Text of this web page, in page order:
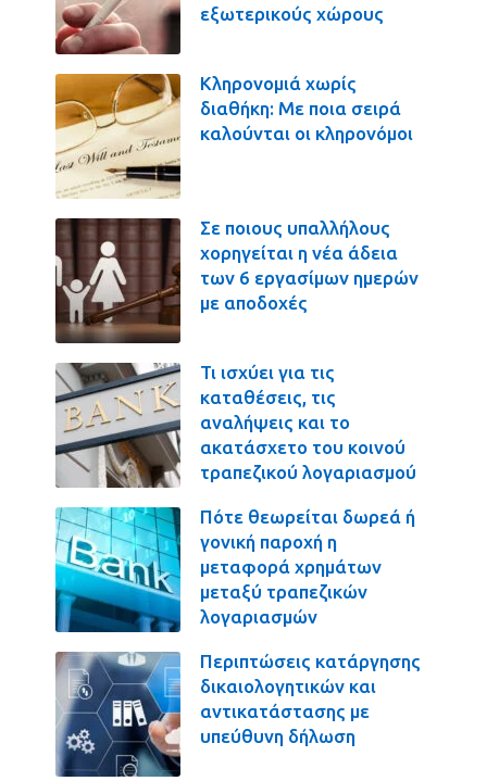
εξωτερικούς χώρους
Κληρονομιά χωρίς
διαθήκη: Με ποια σειρά
καλούνται οι κληρονόμοι
Σε ποιους υπαλλήλους
χορηγείται η νέα άδεια
των 6 εργασίμων ημερών
με αποδοχές
Τι ισχύει για τις
καταθέσεις, τις
αναλήψεις και το
ακατάσχετο του κοινού
τραπεζικού λογαριασμού
Πότε θεωρείται δωρεά ή
γονική παροχή η
μεταφορά χρημάτων
μεταξύ τραπεζικών
λογαριασμών
Περιπτώσεις κατάργησης
δικαιολογητικών και
αντικατάστασης με
υπεύθυνη δήλωση